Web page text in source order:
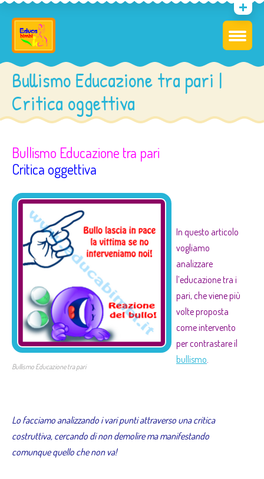
Bullismo Educazione tra pari |
Critica oggettiva
Bullismo Educazione tra pari
Critica oggettiva
Bullismo Educazione tra pari
In questo articolo
vogliamo
analizzare
l’educazione tra i
pari, che viene più
volte proposta
come intervento
per contrastare il
bullismo
Lo facciamo analizzando i vari punti attraverso una critica
costruttiva, cercando di non demolire ma manifestando
comunque quello che non va!